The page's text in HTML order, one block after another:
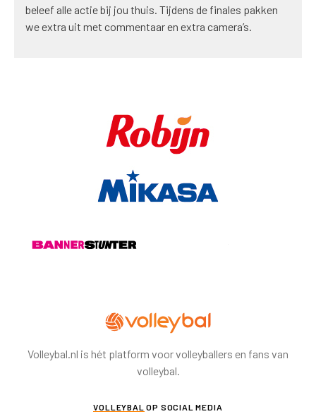
beleef alle actie bij jou thuis. Tijdens de finales pakken
we extra uit met commentaar en extra camera’s.
Volleybal.nl is hét platform voor volleyballers en fans van
volleybal.
VOLLEYBAL OP SOCIAL MEDIA